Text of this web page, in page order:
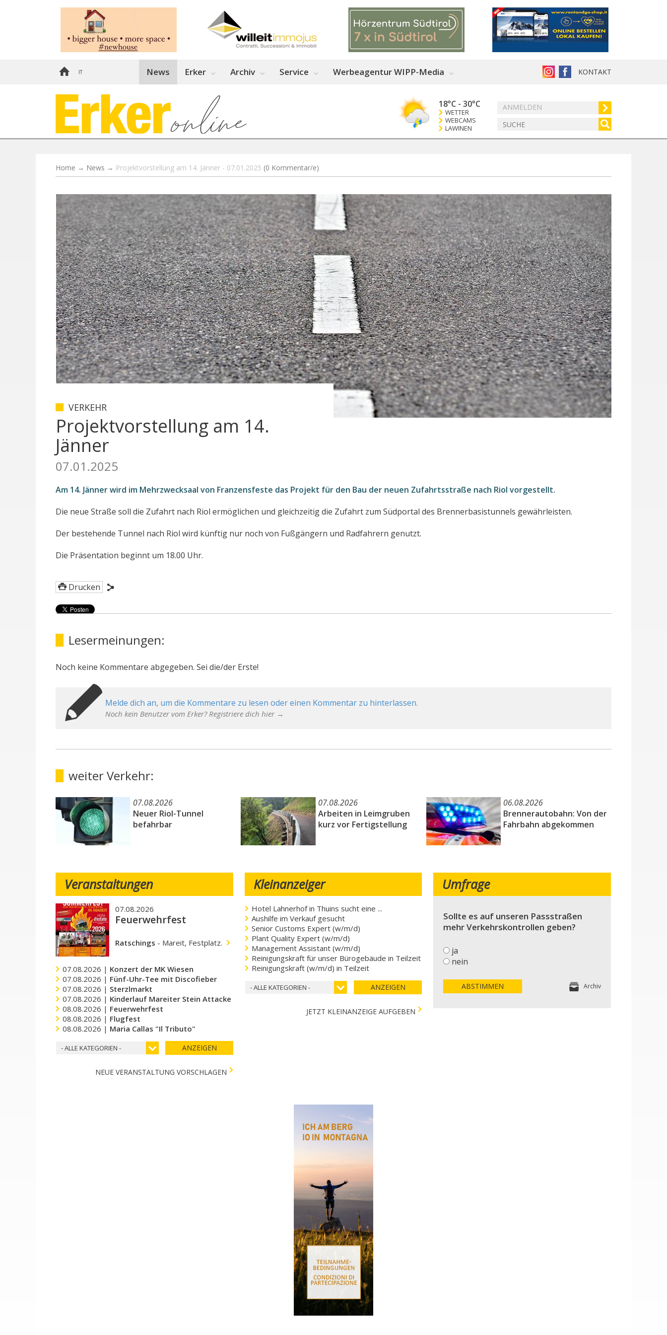
IT KONTAKT
News Erker Archiv Service Werbeagentur WIPP-Media
ANMELDEN
18°C - 30°C
WETTER
WEBCAMS
LAWINEN
Home → News → Projektvorstellung am 14. Jänner - 07.01.2025 (0 Kommentar/e)
VERKEHR
Projektvorstellung am 14.
Jänner
07.01.2025
Am 14. Jänner wird im Mehrzwecksaal von Franzensfeste das Projekt für den Bau der neuen Zufahrtsstraße nach Riol vorgestellt.
Die neue Straße soll die Zufahrt nach Riol ermöglichen und gleichzeitig die Zufahrt zum Südportal des Brennerbasistunnels gewährleisten.
Der bestehende Tunnel nach Riol wird künftig nur noch von Fußgängern und Radfahrern genutzt.
Die Präsentation beginnt um 18.00 Uhr.
Drucken
Lesermeinungen:
Noch keine Kommentare abgegeben. Sei die/der Erste!
Melde dich an, um die Kommentare zu lesen oder einen Kommentar zu hinterlassen.
Noch kein Benutzer vom Erker? Registriere dich hier →
weiter Verkehr:
07.08.2026
Neuer Riol-Tunnel
befahrbar
07.08.2026
Arbeiten in Leimgruben
kurz vor Fertigstellung
06.08.2026
Brennerautobahn: Von der
Fahrbahn abgekommen
Veranstaltungen
07.08.2026
Feuerwehrfest
Ratschings - Mareit, Festplatz.
07.08.2026 | Konzert der MK Wiesen
07.08.2026 | Fünf-Uhr-Tee mit Discofieber
07.08.2026 | Sterzlmarkt
07.08.2026 | Kinderlauf Mareiter Stein Attacke
08.08.2026 | Feuerwehrfest
08.08.2026 | Flugfest
08.08.2026 | Maria Callas "Il Tributo"
- ALLE KATEGORIEN - ANZEIGEN
NEUE VERANSTALTUNG VORSCHLAGEN
Kleinanzeiger
Hotel Lahnerhof in Thuins sucht eine ...
Aushilfe im Verkauf gesucht
Senior Customs Expert (w/m/d)
Plant Quality Expert (w/m/d)
Management Assistant (w/m/d)
Reinigungskraft für unser Bürogebäude in Teilzeit
Reinigungskraft (w/m/d) in Teilzeit
- ALLE KATEGORIEN - ANZEIGEN
JETZT KLEINANZEIGE AUFGEBEN
Umfrage
Sollte es auf unseren Passstraßen
mehr Verkehrskontrollen geben?
ja
nein
ABSTIMMEN Archiv